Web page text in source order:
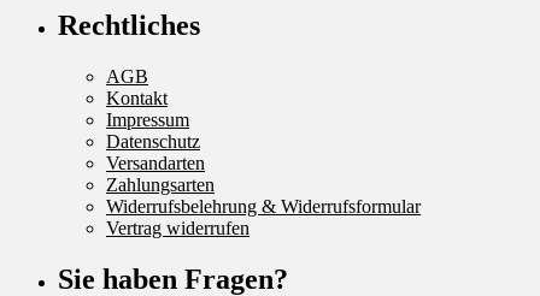
Rechtliches
AGB
Kontakt
Impressum
Datenschutz
Versandarten
Zahlungsarten
Widerrufsbelehrung & Widerrufsformular
Vertrag widerrufen
Sie haben Fragen?